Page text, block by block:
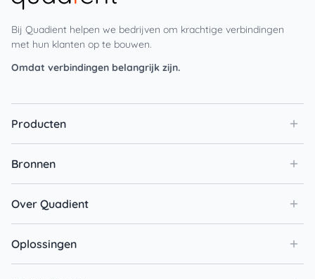
Bij Quadient helpen we bedrijven om krachtige verbindingen
met hun klanten op te bouwen.
Omdat verbindingen belangrijk zijn.
Producten
Bronnen
Over Quadient
Oplossingen